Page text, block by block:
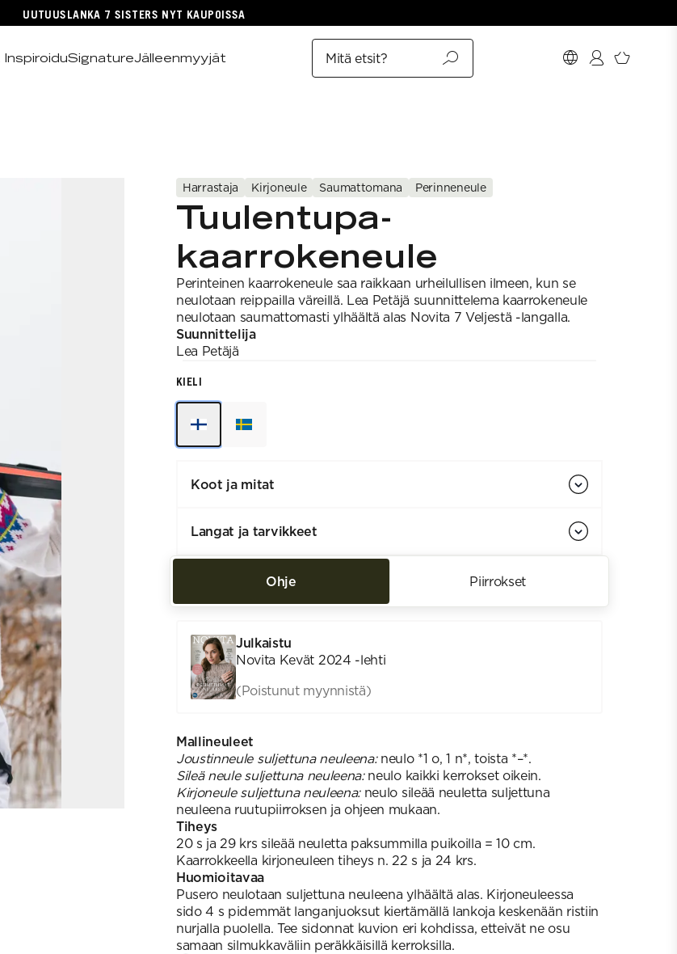
UUTUUSLANKA 7 SISTERS NYT KAUPOISSA
SignatureJälleenmyyjät Mitä etsit?
Harrastaja Kirjoneule Saumattomana Perinneneule
Tuulentupa-
kaarrokeneule
Perinteinen kaarrokeneule saa raikkaan urheilullisen ilmeen, kun se
neulotaan reippailla väreillä. Lea Petäjä suunnittelema kaarrokeneule
neulotaan saumattomasti ylhäältä alas Novita 7 Veljestä -langalla.
Suunnittelija
Lea Petäjä
KIELI
Koot ja mitat
Langat ja tarvikkeet
Ohje Piirrokset
Julkaistu
Novita Kevät 2024 -lehti
(Poistunut myynnistä)
Mallineuleet
Joustinneule suljettuna neuleena:neulo *1 o, 1 n*, toista *–*.
Sileä neule suljettuna neuleena:neulo kaikki kerrokset oikein.
Kirjoneule suljettuna neuleena:neulo sileää neuletta suljettuna
neuleena ruutupiirroksen ja ohjeen mukaan.
Tiheys
20 s ja 29 krs sileää neuletta paksummilla puikoilla = 10 cm.
Kaarrokkeella kirjoneuleen tiheys n. 22 s ja 24 krs.
Huomioitavaa
Pusero neulotaan suljettuna neuleena ylhäältä alas. Kirjoneuleessa
sido 4 s pidemmät langanjuoksut kiertämällä lankoja keskenään ristiin
nurjalla puolella. Tee sidonnat kuvion eri kohdissa, etteivät ne osu
samaan silmukkaväliin peräkkäisillä kerroksilla.